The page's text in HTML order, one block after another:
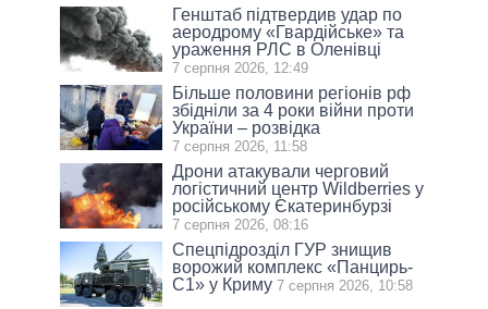
Генштаб підтвердив удар по
аеродрому «Гвардійське» та
ураження РЛС в Оленівці
7 серпня 2026, 12:49
Більше половини регіонів рф
збідніли за 4 роки війни проти
України – розвідка
7 серпня 2026, 11:58
Дрони атакували черговий
логістичний центр Wildberries у
російському Єкатеринбурзі
7 серпня 2026, 08:16
Спецпідрозділ ГУР знищив
ворожий комплекс «Панцирь-
С1» у Криму 7 серпня 2026, 10:58